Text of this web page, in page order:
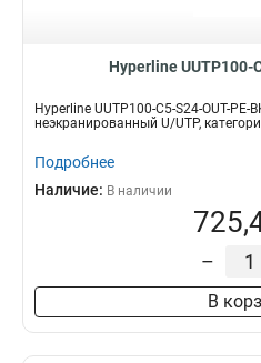
Hyperline UUTP100-
Hyperline UUTP100-C5-S24-OUT-
неэкранированный U/UTP,
Подробнее
Наличие: В наличии
–
В